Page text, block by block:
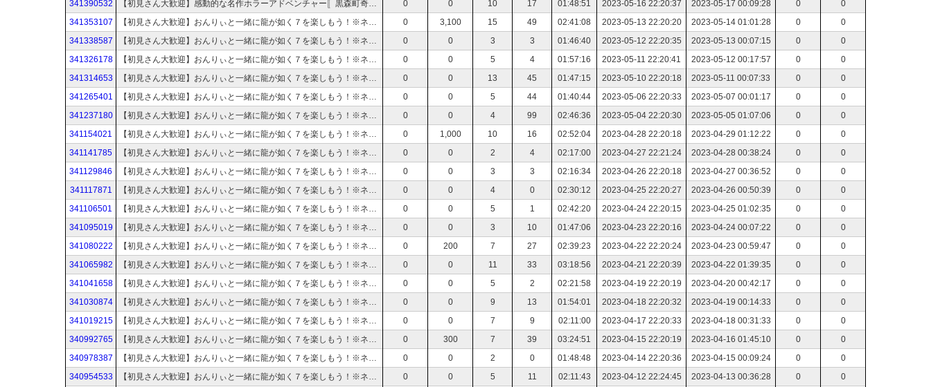
341390532
【初見さん大歓迎】感動的な名作ホラーアドベンチャー〚黒森町奇譚〛をおんりぃと楽しもう！【Vtuber】 0 0 10 17 01:48:51 2023-05-16 22:20:37 2023-05-17 00:09:28 0
0
341353107
【初見さん大歓迎】おんりぃと一緒に龍が如く７を楽しもう！※ネタバレあり【Vtuber】 0 3,100 15 49 02:41:08 2023-05-13 22:20:20 2023-05-14 01:01:28 0
0
341338587
【初見さん大歓迎】おんりぃと一緒に龍が如く７を楽しもう！※ネタバレあり【Vtuber】 0 0 3 3 01:46:40 2023-05-12 22:20:35 2023-05-13 00:07:15 0
0
341326178
【初見さん大歓迎】おんりぃと一緒に龍が如く７を楽しもう！※ネタバレあり【Vtuber】 0 0 5 4 01:57:16 2023-05-11 22:20:41 2023-05-12 00:17:57 0
0
341314653
【初見さん大歓迎】おんりぃと一緒に龍が如く７を楽しもう！※ネタバレあり【Vtuber】 0 0 13 45 01:47:15 2023-05-10 22:20:18 2023-05-11 00:07:33 0
0
341265401
【初見さん大歓迎】おんりぃと一緒に龍が如く７を楽しもう！※ネタバレあり【Vtuber】 0 0 5 44 01:40:44 2023-05-06 22:20:33 2023-05-07 00:01:17 0
0
341237180
【初見さん大歓迎】おんりぃと一緒に龍が如く７を楽しもう！※ネタバレあり【Vtuber】 0 0 4 99 02:46:36 2023-05-04 22:20:30 2023-05-05 01:07:06 0
0
341154021
【初見さん大歓迎】おんりぃと一緒に龍が如く７を楽しもう！※ネタバレあり【Vtuber】 0 1,000 10 16 02:52:04 2023-04-28 22:20:18 2023-04-29 01:12:22 0
0
341141785
【初見さん大歓迎】おんりぃと一緒に龍が如く７を楽しもう！※ネタバレあり【Vtuber】 0 0 2 4 02:17:00 2023-04-27 22:21:24 2023-04-28 00:38:24 0
0
341129846
【初見さん大歓迎】おんりぃと一緒に龍が如く７を楽しもう！※ネタバレあり【Vtuber】 0 0 3 3 02:16:34 2023-04-26 22:20:18 2023-04-27 00:36:52 0
0
341117871
【初見さん大歓迎】おんりぃと一緒に龍が如く７を楽しもう！※ネタバレあり【Vtuber】 0 0 4 0 02:30:12 2023-04-25 22:20:27 2023-04-26 00:50:39 0
0
341106501
【初見さん大歓迎】おんりぃと一緒に龍が如く７を楽しもう！※ネタバレあり【Vtuber】 0 0 5 1 02:42:20 2023-04-24 22:20:15 2023-04-25 01:02:35 0
0
341095019
【初見さん大歓迎】おんりぃと一緒に龍が如く７を楽しもう！※ネタバレあり【Vtuber】 0 0 3 10 01:47:06 2023-04-23 22:20:16 2023-04-24 00:07:22 0
0
341080222
【初見さん大歓迎】おんりぃと一緒に龍が如く７を楽しもう！※ネタバレあり【Vtuber】 0 200 7 27 02:39:23 2023-04-22 22:20:24 2023-04-23 00:59:47 0
0
341065982
【初見さん大歓迎】おんりぃと一緒に龍が如く７を楽しもう！※ネタバレあり【Vtuber】 0 0 11 33 03:18:56 2023-04-21 22:20:39 2023-04-22 01:39:35 0
0
341041658
【初見さん大歓迎】おんりぃと一緒に龍が如く７を楽しもう！※ネタバレあり【Vtuber】 0 0 5 2 02:21:58 2023-04-19 22:20:19 2023-04-20 00:42:17 0
0
341030874
【初見さん大歓迎】おんりぃと一緒に龍が如く７を楽しもう！※ネタバレあり【Vtuber】 0 0 9 13 01:54:01 2023-04-18 22:20:32 2023-04-19 00:14:33 0
0
341019215
【初見さん大歓迎】おんりぃと一緒に龍が如く７を楽しもう！※ネタバレあり【Vtuber】 0 0 7 9 02:11:00 2023-04-17 22:20:33 2023-04-18 00:31:33 0
0
340992765
【初見さん大歓迎】おんりぃと一緒に龍が如く７を楽しもう！※ネタバレあり【Vtuber】 0 300 7 39 03:24:51 2023-04-15 22:20:19 2023-04-16 01:45:10 0
0
340978387
【初見さん大歓迎】おんりぃと一緒に龍が如く７を楽しもう！※ネタバレあり【Vtuber】 0 0 2 0 01:48:48 2023-04-14 22:20:36 2023-04-15 00:09:24 0
0
340954533
【初見さん大歓迎】おんりぃと一緒に龍が如く７を楽しもう！※ネタバレあり【Vtuber】 0 0 5 11 02:11:43 2023-04-12 22:24:45 2023-04-13 00:36:28 0
0